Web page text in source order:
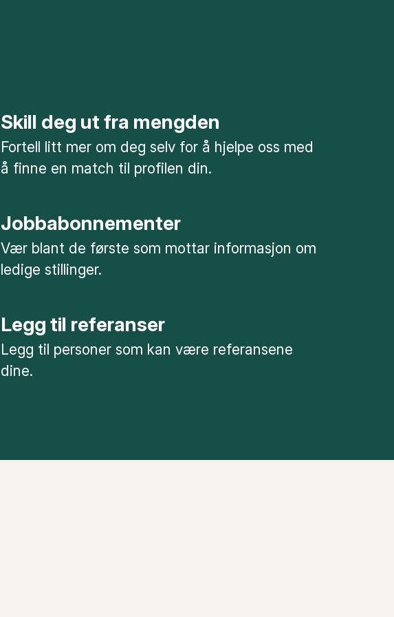
Skill deg ut fra mengden
Fortell litt mer om deg selv for å hjelpe oss med
å finne en match til profilen din.
Jobbabonnementer
Vær blant de første som mottar informasjon om
ledige stillinger.
Legg til referanser
Legg til personer som kan være referansene
dine.